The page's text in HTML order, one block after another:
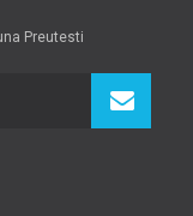
Preutesti